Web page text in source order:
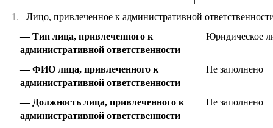
1.
Лицо, привлеченное к административной
Тип лица, привлеченного к
административной ответственности
Юридическое
ФИО лица, привлеченного к
административной ответственности
Не заполнено
Должность лица, привлеченного к
административной ответственности
Не заполнено